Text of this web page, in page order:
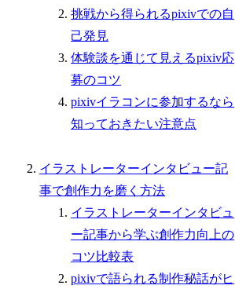
挑戦から得られるpixivでの自
己発見
体験談を通じて見えるpixiv応
募のコツ
pixivイラコンに参加するなら
知っておきたい注意点
イラストレーターインタビュー記
事で創作力を磨く方法
イラストレーターインタビュ
ー記事から学ぶ創作力向上の
コツ比較表
pixivで語られる制作秘話がヒ